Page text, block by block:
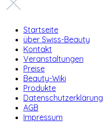
Startseite
über Swiss-Beauty
Kontakt
Veranstaltungen
Preise
Beauty-Wiki
Produkte
Datenschutzerklärung
AGB
Impressum